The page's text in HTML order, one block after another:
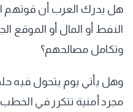
هل يدرك العرب أن
النفط أو المال أو الموقع
وتكامل مصالحهم؟
وهل يأتي يوم يتحول فيه
مجرد أمنية تتكرر في